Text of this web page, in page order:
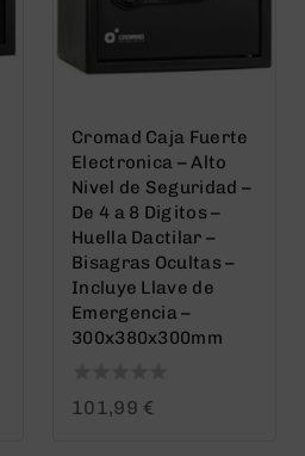
Cromad Caja Fuerte
Electronica – Alto
Nivel de Seguridad –
De 4 a 8 Digitos –
Huella Dactilar –
Bisagras Ocultas –
Incluye Llave de
Emergencia –
300x380x300mm
0101,99 €